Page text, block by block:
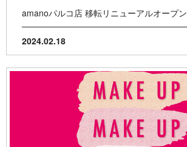
amanoパルコ店 移転リニューアルオープン
2024.02.18